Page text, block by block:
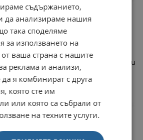
за дълъг и щастлив живот. Вие и
дълбока и специална връзка.
прекарвате заедно, е
ние се стараем да ви
мигове. Благодарение на
си съставки и подходящите
Hill's Science Plan дава на
от която се нуждае, за да
съдържанието,
да анализираме нашия
така споделяме
за използването на
ваша страна с нашите
реклама и анализи,
я комбинират с друга
която сте им
или която са събрали от
на техните услуги.